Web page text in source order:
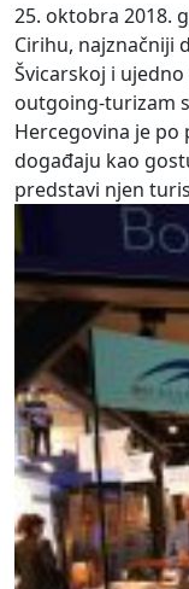
25. oktobra 2018.
Cirihu, najznačniji
Švicarskoj i
outgoing-turizam
Hercegovina je po
događaju kao
predstavi njen